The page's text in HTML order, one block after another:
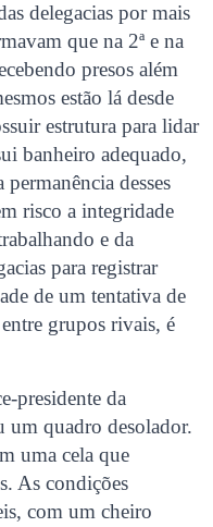
delegacias por mais
que na 2ª e na
presos além
estão lá desde
estrutura para lidar
banheiro adequado,
desses
risco a integridade
e da
para registrar
de um tentativa de
grupos rivais, é
presidente da
quadro desolador.
uma cela que
As condições
com um cheiro